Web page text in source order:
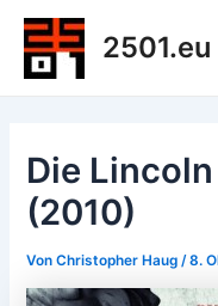
Zum
Inhalt
springen
Die
(2010)
VonChristopher Haug/8.